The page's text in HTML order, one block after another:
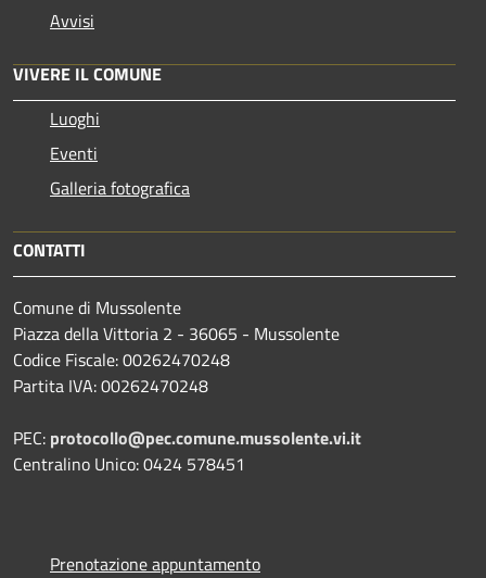
Avvisi
VIVERE IL COMUNE
Luoghi
Eventi
Galleria fotografica
CONTATTI
Comune di Mussolente
Piazza della Vittoria 2 - 36065 - Mussolente
Codice Fiscale: 00262470248
Partita IVA: 00262470248
PEC: protocollo@pec.comune.mussolente.vi.it
Centralino Unico: 0424 578451
Prenotazione appuntamento